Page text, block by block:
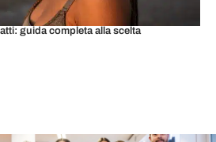
guida completa alla scelta